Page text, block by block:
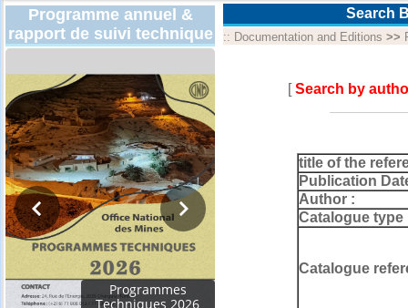
Programme annuel &
rapport de suivi technique
Rapport d'activités
2024
Search
:: Documentation and Editions >>
[Search by
title of the
Publication
Author :
Catalogue type
Catalogue